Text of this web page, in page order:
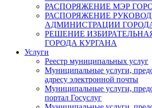
РАСПОРЯЖЕНИЕ МЭР
РАСПОРЯЖЕНИЕ
АДМИНИСТРАЦИИ
РЕШЕНИЕ
ГОРОДА КУРГАНА
Услуги
Реестр муниципальных услуг
Муниципальные услуги,
адресу электронной почты
Муниципальные услуги,
портал Госуслуг